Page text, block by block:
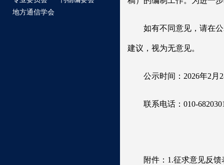
地方通信学会
如有不同意见，请在
建议，视为无意见。
公示时间：2026年2月
联系电话：010-
附件：1.征求意见反馈